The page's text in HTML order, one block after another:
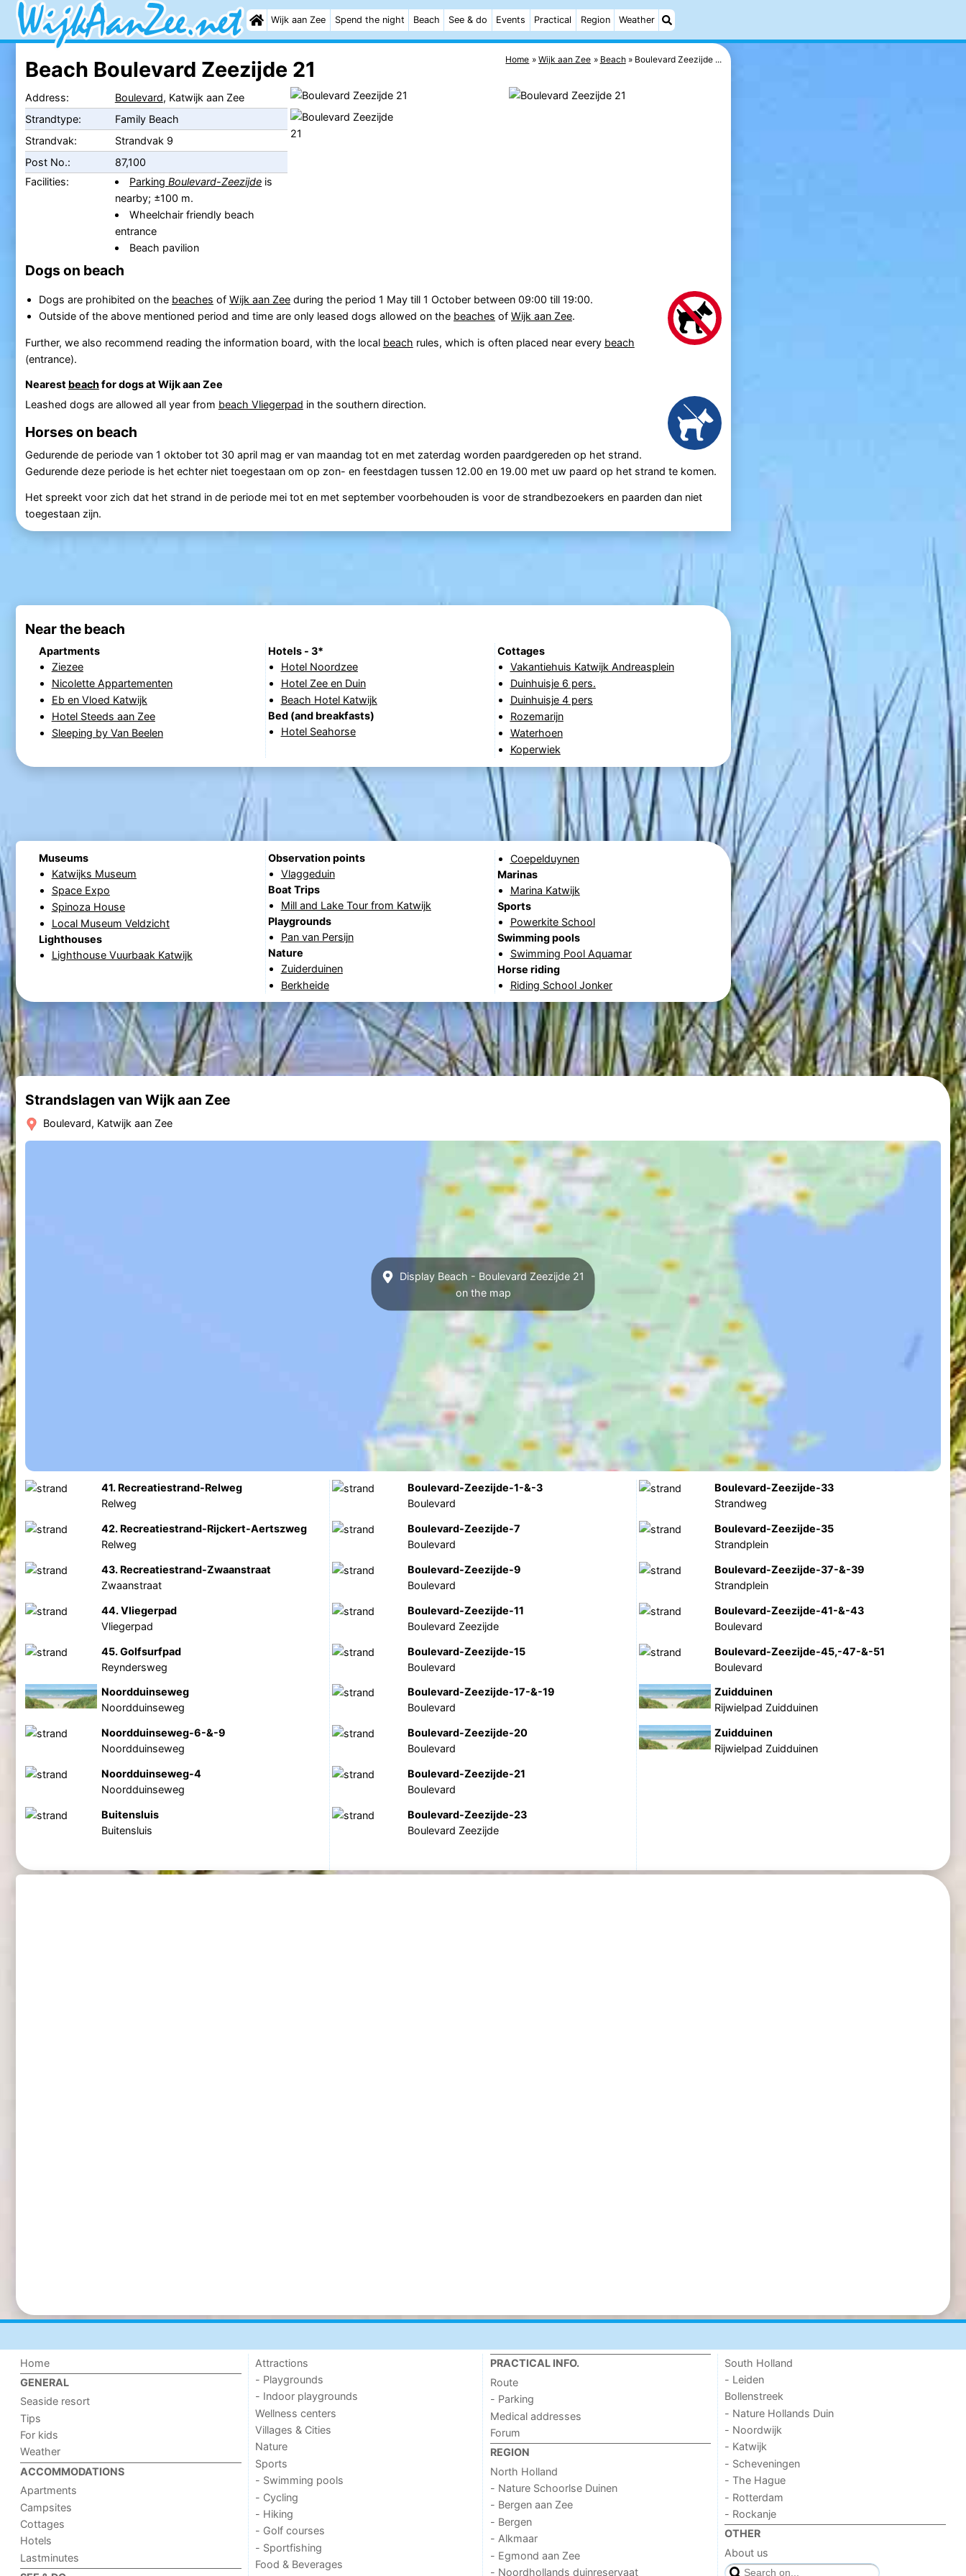
Wijk aan Zee Spend the night Beach See & do Events Practical Region Weather
Home Wijk aan Zee Beach Boulevard Zeezijde ...
Beach Boulevard Zeezijde 21
Address: Boulevard, Katwijk aan Zee
Strandtype:
Family Beach
Strandvak:
Strandvak 9
Post No.:
87,100
Facilities:
ParkingBoulevard-Zeezijde is
nearby; ±100 m.
Wheelchair friendly beach
entrance
Beach pavilion
Dogs on beach
Dogs are prohibited on the beaches of Wijk aan Zeeduring the period 1 May till 1 October between 09:00 till 19:00.
Outside of the above mentioned period and time are only leased dogs allowed on the beaches of Wijk aan Zee.
Further, we also recommend reading the information board, with the local beach rules, which is often placed near every beach
(entrance).
Nearest beachfor dogs at Wijk aan Zee
Leashed dogs are allowed all year from beach Vliegerpad in the southern direction.
Horses on beach
Gedurende de periode van 1 oktober tot 30 april mag er van maandag tot en met zaterdag worden paardgereden op het strand.
Gedurende deze periode is het echter niet toegestaan om op zon- en feestdagen tussen 12.00 en 19.00 met uw paard op het strand te komen.
Het spreekt voor zich dat het strand in de periode mei tot en met september voorbehouden is voor de strandbezoekers en paarden dan niet
toegestaan zijn.
Near the beach
Apartments
Ziezee
Nicolette Appartementen
Eb en Vloed Katwijk
Hotel Steeds aan Zee
Sleeping by Van Beelen
Hotels - 3*
Hotel Noordzee
Hotel Zee en Duin
Beach Hotel Katwijk
Bed (and breakfasts)
Hotel Seahorse
Cottages
Vakantiehuis Katwijk Andreasplein
Duinhuisje 6 pers.
Duinhuisje 4 pers
Rozemarijn
Waterhoen
Koperwiek
Museums
Katwijks Museum
Space Expo
Spinoza House
Local Museum Veldzicht
Lighthouses
Lighthouse Vuurbaak Katwijk
Observation points
Vlaggeduin
Boat Trips
Mill and Lake Tour from Katwijk
Playgrounds
Pan van Persijn
Nature
Zuiderduinen
Berkheide
Coepelduynen
Marinas
Marina Katwijk
Sports
Powerkite School
Swimming pools
Swimming Pool Aquamar
Horse riding
Riding School Jonker
Strandslagen van Wijk aan Zee
Boulevard, Katwijk aan Zee
Display Beach - Boulevard Zeezijde 21
on the map
41. Recreatiestrand-Relweg
Relweg
42. Recreatiestrand-Rijckert-Aertszweg
Relweg
43. Recreatiestrand-Zwaanstraat
Zwaanstraat
44. Vliegerpad
Vliegerpad
45. Golfsurfpad
Reyndersweg
Noordduinseweg
Noordduinseweg
Noordduinseweg-6-&-9
Noordduinseweg
Noordduinseweg-4
Noordduinseweg
Buitensluis
Buitensluis
Boulevard-Zeezijde-1-&-3
Boulevard
Boulevard-Zeezijde-7
Boulevard
Boulevard-Zeezijde-9
Boulevard
Boulevard-Zeezijde-11
Boulevard Zeezijde
Boulevard-Zeezijde-15
Boulevard
Boulevard-Zeezijde-17-&-19
Boulevard
Boulevard-Zeezijde-20
Boulevard
Boulevard-Zeezijde-21
Boulevard
Boulevard-Zeezijde-23
Boulevard Zeezijde
Boulevard-Zeezijde-33
Strandweg
Boulevard-Zeezijde-35
Strandplein
Boulevard-Zeezijde-37-&-39
Strandplein
Boulevard-Zeezijde-41-&-43
Boulevard
Boulevard-Zeezijde-45,-47-&-51
Boulevard
Zuidduinen
Rijwielpad Zuidduinen
Zuidduinen
Rijwielpad Zuidduinen
Home
GENERAL
Seaside resort
Tips
For kids
Weather
ACCOMMODATIONS
Apartments
Campsites
Cottages
Hotels
Lastminutes
Attractions
- Playgrounds
- Indoor playgrounds
Wellness centers
Villages & Cities
Nature
Sports
- Swimming pools
- Cycling
- Hiking
- Golf courses
- Sportfishing
Food & Beverages
PRACTICAL INFO.
Route
- Parking
Medical addresses
Forum
REGION
North Holland
- Nature Schoorlse Duinen
- Bergen aan Zee
- Bergen
- Alkmaar
- Egmond aan Zee
- Noordhollands duinreservaat
South Holland
- Leiden
Bollenstreek
- Nature Hollands Duin
- Noordwijk
- Katwijk
- Scheveningen
- The Hague
- Rotterdam
- Rockanje
OTHER
About us